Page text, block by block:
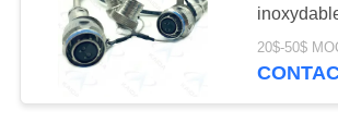
PROTECTION
LA
passivée
2*J599/
20$-50$